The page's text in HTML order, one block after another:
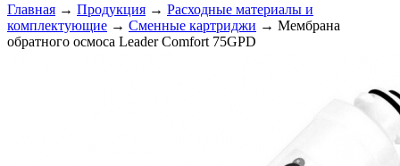
Главная → Продукция → Расходные материалы и
комплектующие → Сменные картриджи → Мембрана
обратного осмоса Leader Comfort 75GPD